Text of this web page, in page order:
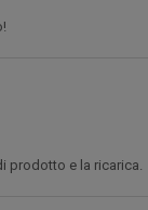
prodotto e la ricarica.